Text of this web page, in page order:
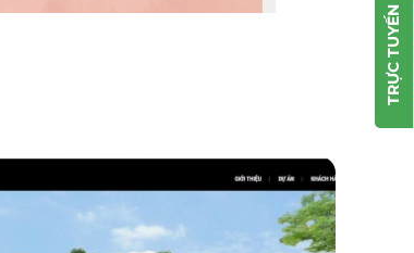
TRỰC TUYẾN